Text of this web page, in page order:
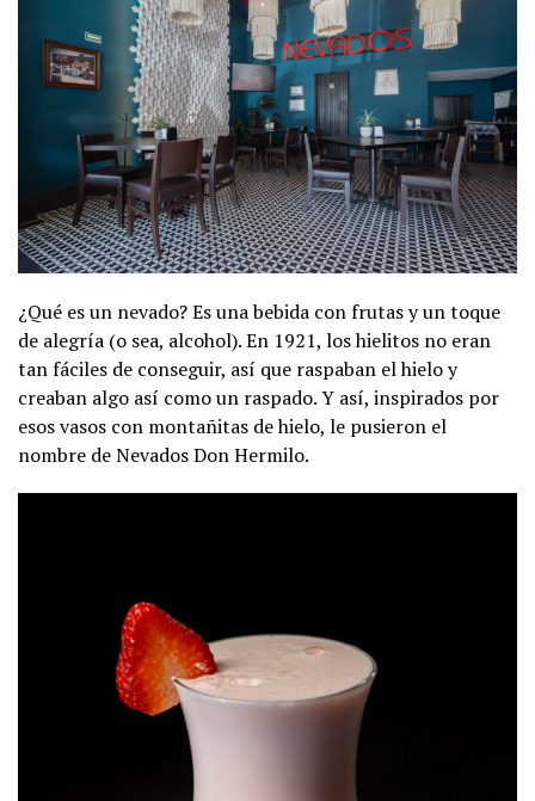
¿Qué es un nevado? Es una bebida con frutas y un toque
de alegría (o sea, alcohol). En 1921, los hielitos no eran
tan fáciles de conseguir, así que raspaban el hielo y
creaban algo así como un raspado. Y así, inspirados por
esos vasos con montañitas de hielo, le pusieron el
nombre de Nevados Don Hermilo.